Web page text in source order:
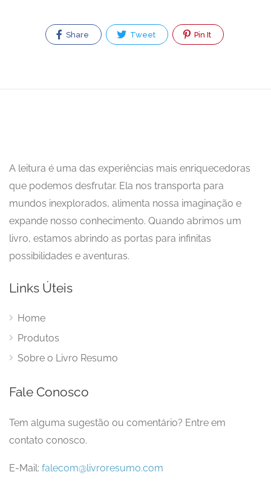
Share Tweet Pin It
A leitura é uma das experiências mais enriquecedoras
que podemos desfrutar. Ela nos transporta para
mundos inexplorados, alimenta nossa imaginação e
expande nosso conhecimento. Quando abrimos um
livro, estamos abrindo as portas para infinitas
possibilidades e aventuras.
Links Úteis
Home
Produtos
Sobre o Livro Resumo
Fale Conosco
Tem alguma sugestão ou comentário? Entre em
contato conosco.
E-Mail: falecom@livroresumo.com